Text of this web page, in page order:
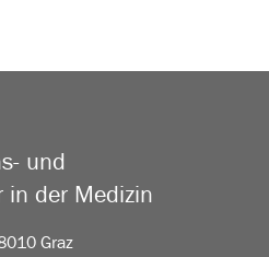
und
in der Medizin
Graz